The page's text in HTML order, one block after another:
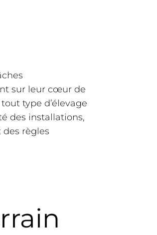
sur leur cœur de
type d’élevage
des installations,
règles